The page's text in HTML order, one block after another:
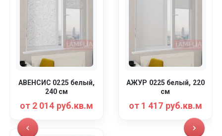
АВЕНСИС 0225 белый,
240 см
от 2 014 руб.кв.м
АЖУР 0225 белый, 220
см
от 1 417 руб.кв.м